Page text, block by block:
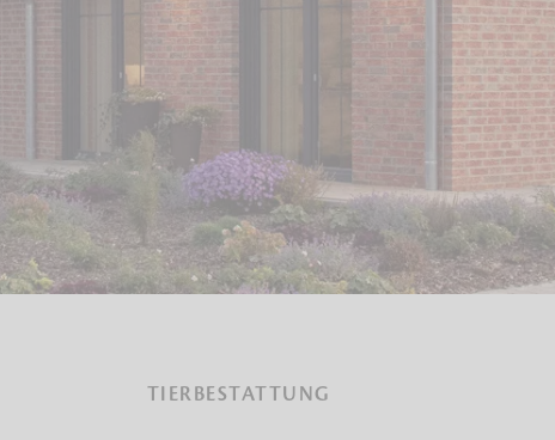
TIERBESTATTUNG